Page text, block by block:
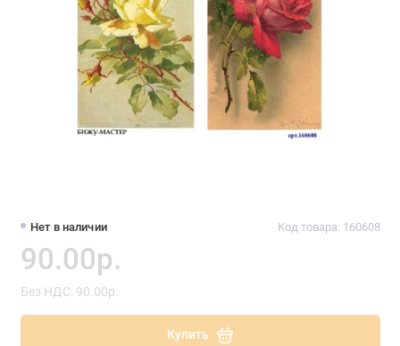
Нет в наличии Код товара: 160608
90.00р.
Без НДС: 90.00р.
Купить